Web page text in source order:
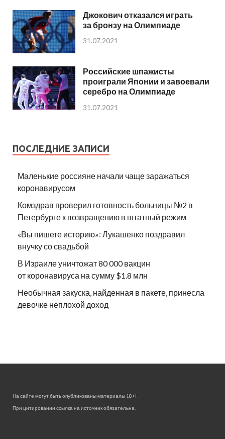
Джокович отказался играть
за бронзу на Олимпиаде
31.07.2021
Российские шпажисты
проиграли Японии и завоевали
серебро на Олимпиаде
31.07.2021
ПОСЛЕДНИЕ ЗАПИСИ
Маленькие россияне начали чаще заражаться
коронавирусом
Комздрав проверил готовность больницы №2 в
Петербурге к возвращению в штатный режим
«Вы пишете историю»: Лукашенко поздравил
внучку со свадьбой
В Израиле уничтожат 80 000 вакцин
от коронавируса на сумму $1.8 млн
Необычная закуска, найденная в пакете, принесла
девочке неплохой доход
На сайте могут быть опубликованы материалы 18+!
При цитировании ссылка на источник обязательна.